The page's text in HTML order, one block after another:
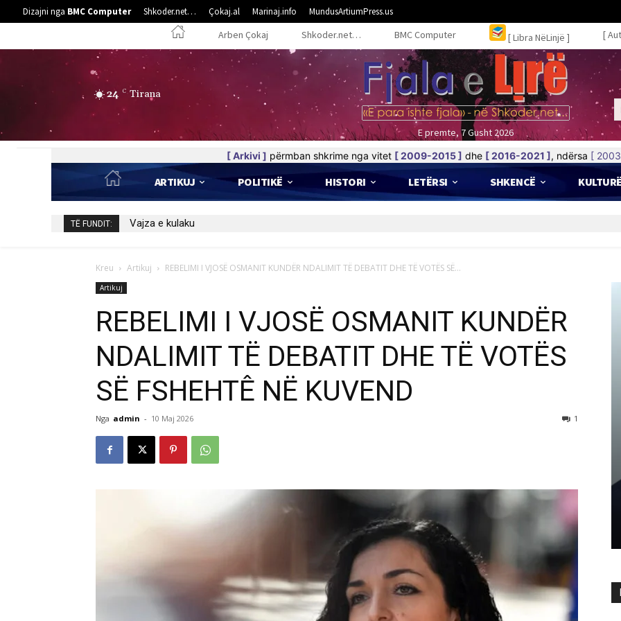
Dizajni nga BMC Computer Shkoder.net… Çokaj.al Marinaj.info MundusArtiumPress.us
Arben Çokaj Shkoder.net… BMC Computer [ Libra NëLinjë ] [
24 C Tirana
E premte, 7 Gusht 2026
[ Arkivi ] përmban shkrime nga vitet [ 2009-2015 ] dhe [ 2016-2021 ], ndërsa [
ARTIKUJ POLITIKË HISTORI LETËRSI SHKENCË KULTURË
TË FUNDIT: 5 poezi nga Elife Luzha
Kreu Artikuj REBELIMI I VJOSË OSMANIT KUNDËR NDALIMIT TË DEBATIT DHE TË VOTËS SË...
Artikuj
REBELIMI I VJOSË OSMANIT KUNDËR
NDALIMIT TË DEBATIT DHE TË VOTËS
SË FSHEHTÊ NË KUVEND
Nga admin - 10 Maj 2026 1